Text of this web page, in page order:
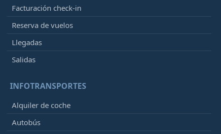
Facturación check-in
Reserva de vuelos
Llegadas
Salidas
INFOTRANSPORTES
Alquiler de coche
Autobús